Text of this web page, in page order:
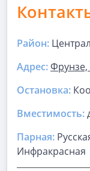
Район:
Адрес:Фрунзе,
Остановка:
Вместимость:
Парная:
Инфракрасная